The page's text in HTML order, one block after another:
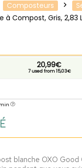
Composteurs
à Compost, Gris, 2,83
20,99€
7 used from 15,03€
blanche OXO